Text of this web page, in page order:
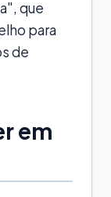
que
para
de
em